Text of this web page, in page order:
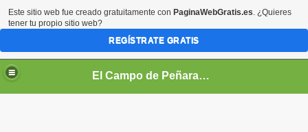
El Campo de Peñaranda (Salamanca)
Este sitio web fue creado gratuitamente con PaginaWebGratis.es. ¿Quieres
tener tu propio sitio web?
REGÍSTRATE GRATIS